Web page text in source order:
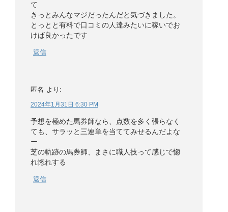
て
きっとみんなマジだったんだと気づきました。
とっとと有料で口コミの人達みたいに稼いでお
けば良かったです
返信
匿名 より:
2024年1月31日 6:30 PM
予想を極めた馬券師なら、点数を多く張らなく
ても、サラッと三連単を当ててみせるんだよな
ー
芝の軌跡の馬券師、まさに職人技って感じで惚
れ惚れする
返信